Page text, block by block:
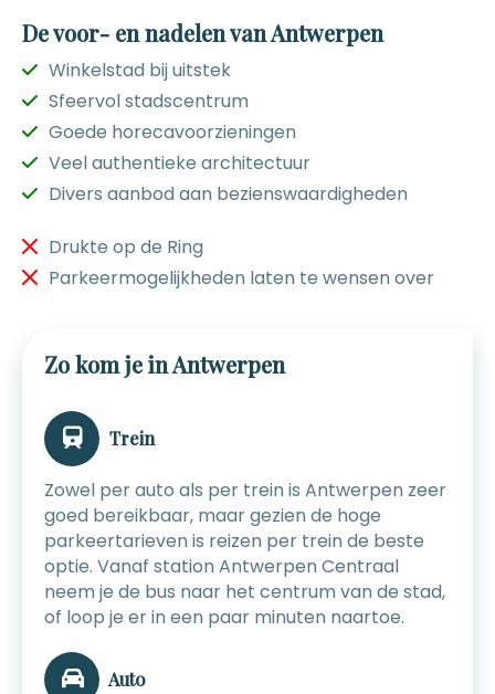
De voor- en nadelen van Antwerpen
Winkelstad bij uitstek
Sfeervol stadscentrum
Goede horecavoorzieningen
Veel authentieke architectuur
Divers aanbod aan bezienswaardigheden
Drukte op de Ring
Parkeermogelijkheden laten te wensen over
Zo kom je in Antwerpen
Trein
Zowel per auto als per trein is Antwerpen zeer
goed bereikbaar, maar gezien de hoge
parkeertarieven is reizen per trein de beste
optie. Vanaf station Antwerpen Centraal
neem je de bus naar het centrum van de stad,
of loop je er in een paar minuten naartoe.
Auto